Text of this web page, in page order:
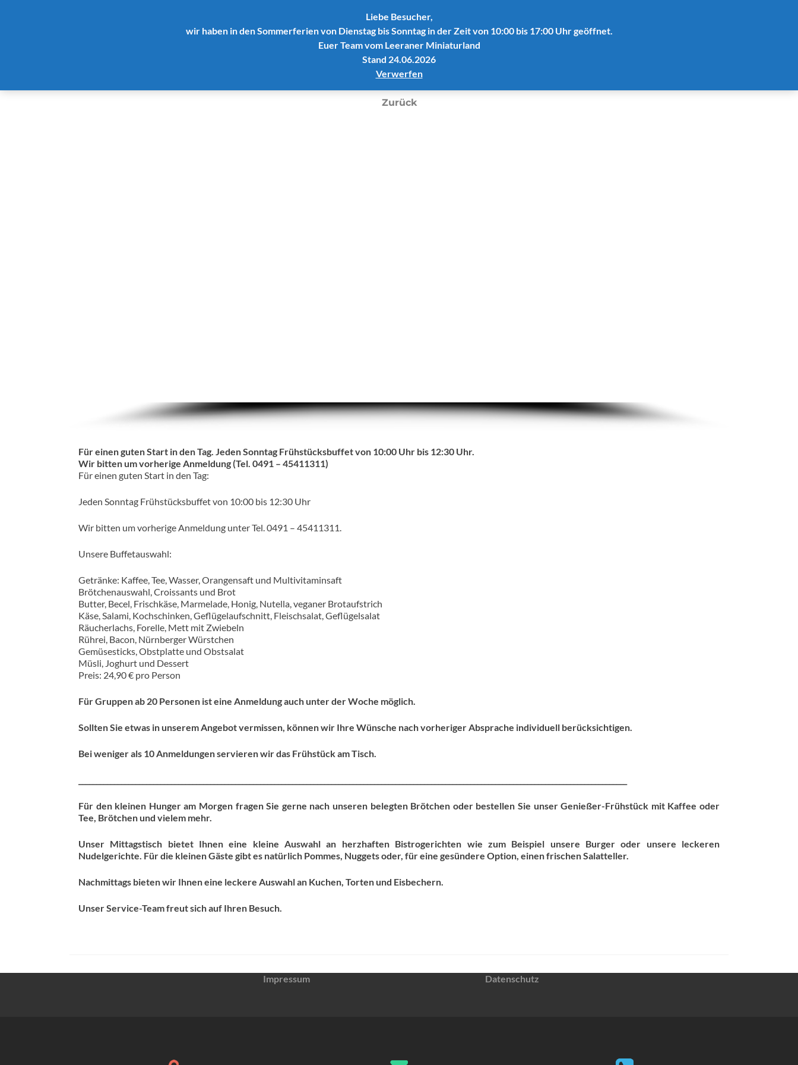
Startseite Das Miniaturland Buchung Preise/Öffnungszeiten Kontakt
Zurück
Für einen guten Start in den Tag. Jeden Sonntag Frühstücksbuffet von 10:00 Uhr bis 12:30 Uhr.
Wir bitten um vorherige Anmeldung (Tel. 0491 – 45411311)
Für einen guten Start in den Tag:
Jeden Sonntag Frühstücksbuffet von 10:00 bis 12:30 Uhr
Wir bitten um vorherige Anmeldung unter Tel. 0491 – 45411311.
Unsere Buffetauswahl:
Getränke: Kaffee, Tee, Wasser, Orangensaft und Multivitaminsaft
Brötchenauswahl, Croissants und Brot
Butter, Becel, Frischkäse, Marmelade, Honig, Nutella, veganer Brotaufstrich
Käse, Salami, Kochschinken, Geflügelaufschnitt, Fleischsalat, Geflügelsalat
Räucherlachs, Forelle, Mett mit Zwiebeln
Rührei, Bacon, Nürnberger Würstchen
Gemüsesticks, Obstplatte und Obstsalat
Müsli, Joghurt und Dessert
Preis: 24,90 € pro Person
Für Gruppen ab 20 Personen ist eine Anmeldung auch unter der Woche möglich.
Sollten Sie etwas in unserem Angebot vermissen, können wir Ihre Wünsche nach vorheriger Absprache individuell berücksichtigen.
Bei weniger als 10 Anmeldungen servieren wir das Frühstück am Tisch.
Für den kleinen Hunger am Morgen fragen Sie gerne nach unseren belegten Brötchen oder bestellen Sie unser Genießer-Frühstück mit Kaffee oder
Tee, Brötchen und vielem mehr.
Unser Mittagstisch bietet Ihnen eine kleine Auswahl an herzhaften Bistrogerichten wie zum Beispiel unsere Burger oder unsere leckeren
Nudelgerichte. Für die kleinen Gäste gibt es natürlich Pommes, Nuggets oder, für eine gesündere Option, einen frischen Salatteller.
Nachmittags bieten wir Ihnen eine leckere Auswahl an Kuchen, Torten und Eisbechern.
Unser Service-Team freut sich auf Ihren Besuch.
Impressum Datenschutz
Liebe Besucher,
wir haben in den Sommerferien von Dienstag bis Sonntag in der Zeit von 10:00 bis 17:00 Uhr geöffnet.
Euer Team vom Leeraner Miniaturland
Stand 24.06.2026
Verwerfen